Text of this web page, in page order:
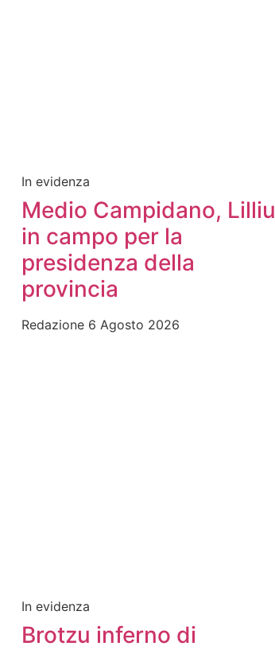
In evidenza
Medio Campidano, Lilliu
in campo per la
presidenza della
provincia
Redazione 6 Agosto 2026
In evidenza
Brotzu inferno di